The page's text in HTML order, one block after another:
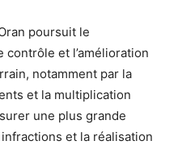
poursuit le
et l’amélioration
notamment par la
et la multiplication
une plus grande
et la réalisation